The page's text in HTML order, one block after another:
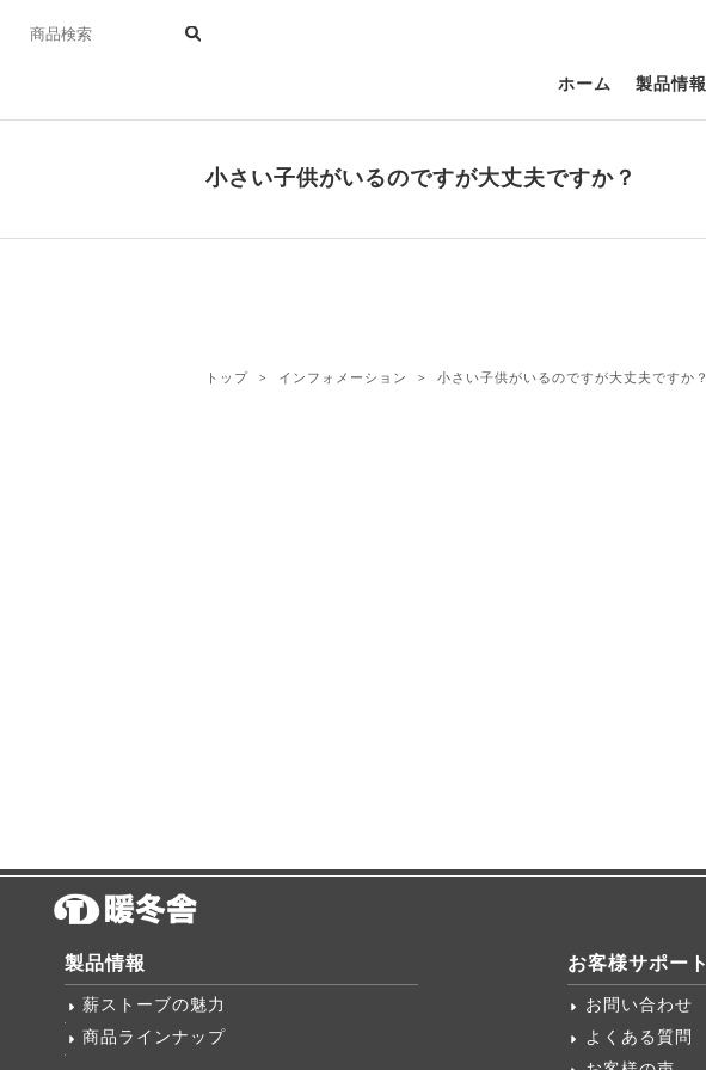
ホーム 製品情報
小さい子供がいるのですが大丈夫ですか？
トップ インフォメーション 小さい子供がいるのですが大丈夫ですか？
製品情報
薪ストーブの魅力
商品ラインナップ
お客様サポート
お問い合わせ
よくある質問